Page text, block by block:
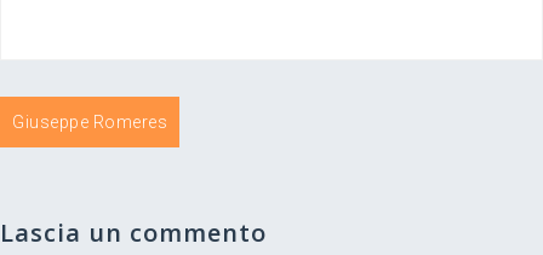
Navigazione
articoli
Giuseppe Romeres
Lascia un commento